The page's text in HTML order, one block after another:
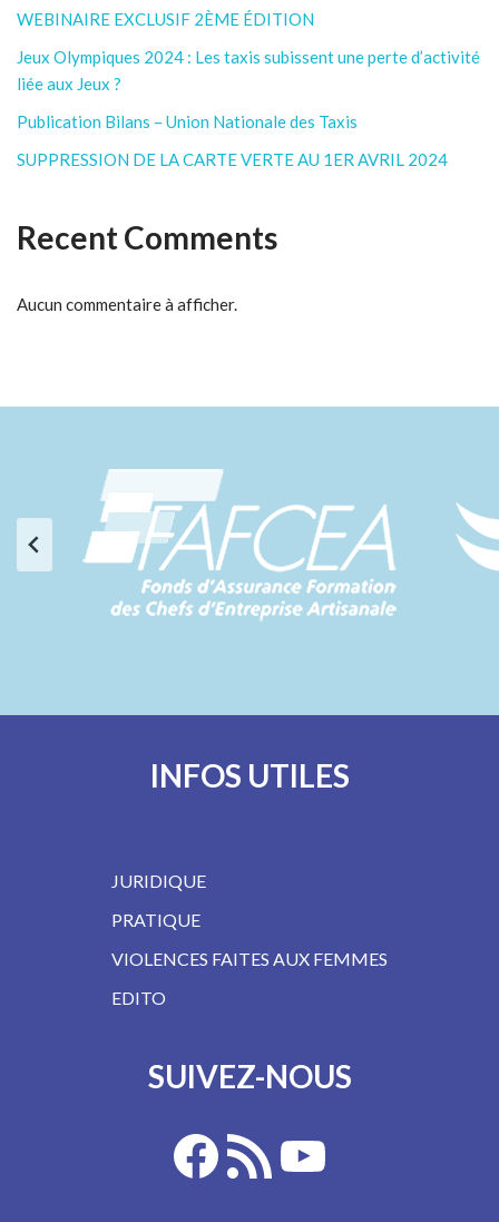
WEBINAIRE EXCLUSIF 2ÈME ÉDITION
Jeux Olympiques 2024 : Les taxis subissent une perte d’activité
liée aux Jeux ?
Publication Bilans – Union Nationale des Taxis
SUPPRESSION DE LA CARTE VERTE AU 1ER AVRIL 2024
Recent Comments
Aucun commentaire à afficher.
INFOS UTILES
JURIDIQUE
PRATIQUE
VIOLENCES FAITES AUX FEMMES
EDITO
SUIVEZ-NOUS